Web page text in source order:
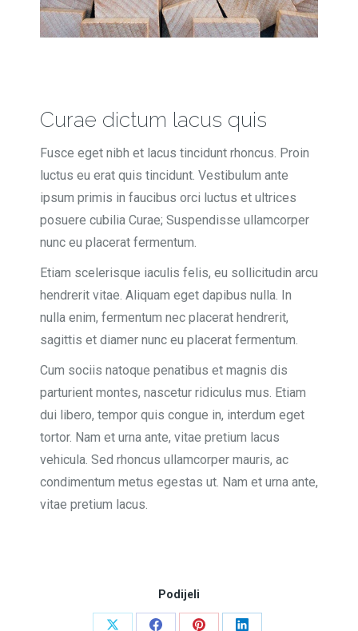
Curae dictum lacus quis
Fusce eget nibh et lacus tincidunt rhoncus. Proin
luctus eu erat quis tincidunt. Vestibulum ante
ipsum primis in faucibus orci luctus et ultrices
posuere cubilia Curae; Suspendisse ullamcorper
nunc eu placerat fermentum.
Etiam scelerisque iaculis felis, eu sollicitudin arcu
hendrerit vitae. Aliquam eget dapibus nulla. In
nulla enim, fermentum nec placerat hendrerit,
sagittis et diamer nunc eu placerat fermentum.
Cum sociis natoque penatibus et magnis dis
parturient montes, nascetur ridiculus mus. Etiam
dui libero, tempor quis congue in, interdum eget
tortor. Nam et urna ante, vitae pretium lacus
vehicula. Sed rhoncus ullamcorper mauris, ac
condimentum metus egestas ut. Nam et urna ante,
vitae pretium lacus.
Podijeli